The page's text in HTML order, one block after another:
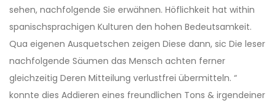
sehen, nachfolgende Sie erwähnen. Höflichkeit hat within
spanischsprachigen Kulturen den hohen Bedeutsamkeit.
Qua eigenen Ausquetschen zeigen Diese dann, sic Die leser
nachfolgende Säumen das Mensch achten ferner
gleichzeitig Deren Mitteilung verlustfrei übermitteln. “
konnte dies Addieren eines freundlichen Tons & irgendeiner